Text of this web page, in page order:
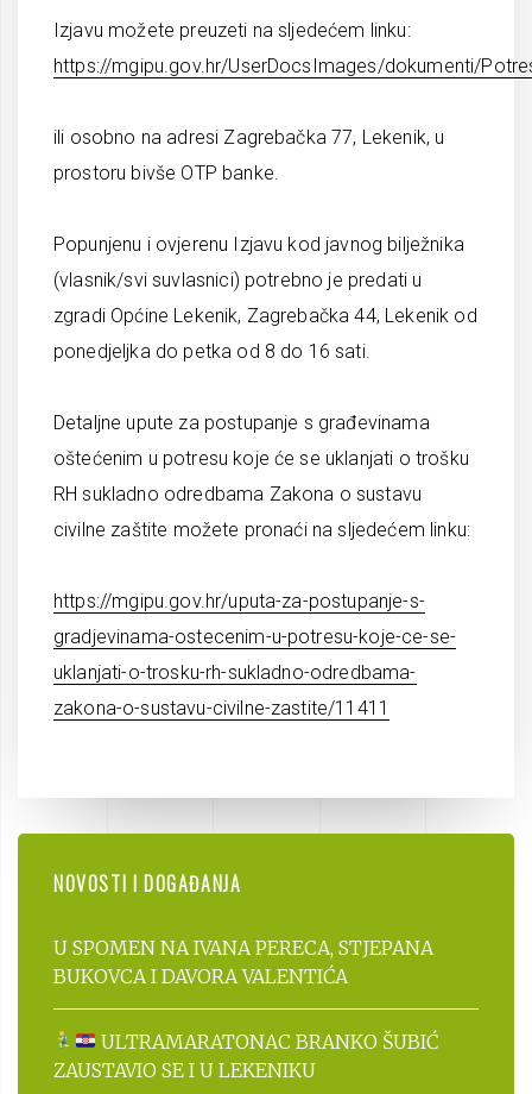
Izjavu možete preuzeti na sljedećem linku:
https://mgipu.gov.hr/UserDocsImages/dokumenti/
ili osobno na adresi Zagrebačka 77, Lekenik, u
prostoru bivše OTP banke.
Popunjenu i ovjerenu Izjavu kod javnog bilježnika
(vlasnik/svi suvlasnici) potrebno je predati u
zgradi Općine Lekenik, Zagrebačka 44, Lekenik od
ponedjeljka do petka od 8 do 16 sati.
Detaljne upute za postupanje s građevinama
oštećenim u potresu koje će se uklanjati o trošku
RH sukladno odredbama Zakona o sustavu
civilne zaštite možete pronaći na sljedećem linku:
https://mgipu.gov.hr/uputa-za-postupanje-s-
gradjevinama-ostecenim-u-potresu-koje-ce-se-
uklanjati-o-trosku-rh-sukladno-odredbama-
zakona-o-sustavu-civilne-zastite/11411
NOVOSTI I DOGAĐANJA
U SPOMEN NA IVANA PERECA, STJEPANA
BUKOVCA I DAVORA VALENTIĆA
ULTRAMARATONAC BRANKO ŠUBIĆ
ZAUSTAVIO SE I U LEKENIKU